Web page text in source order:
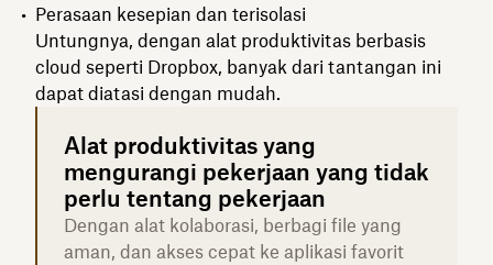
Perasaan kesepian dan terisolasi
Untungnya, dengan alat produktivitas berbasis
cloud seperti Dropbox, banyak dari tantangan ini
dapat diatasi dengan mudah.
Alat produktivitas yang
mengurangi pekerjaan yang tidak
perlu tentang pekerjaan
Dengan alat kolaborasi, berbagi file yang
aman, dan akses cepat ke aplikasi favorit